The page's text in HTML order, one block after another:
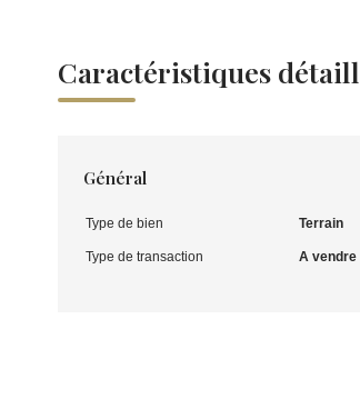
Caractéristiques
Général
Type de bien Terrain
Type de transaction A vendre